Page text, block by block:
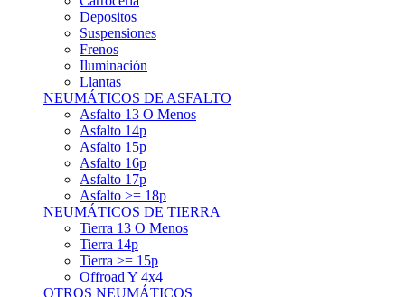
Depositos
Suspensiones
Frenos
Iluminación
Llantas
NEUMÁTICOS DE ASFALTO
Asfalto 13 O Menos
Asfalto 14p
Asfalto 15p
Asfalto 16p
Asfalto 17p
Asfalto >= 18p
NEUMÁTICOS DE TIERRA
Tierra 13 O Menos
Tierra 14p
Tierra >= 15p
Offroad Y 4x4
OTROS NEUMÁTICOS